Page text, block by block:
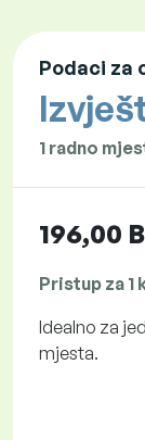
Podaci za
1 radno
196,00
Pristup za 1
Idealno za
mjesta.